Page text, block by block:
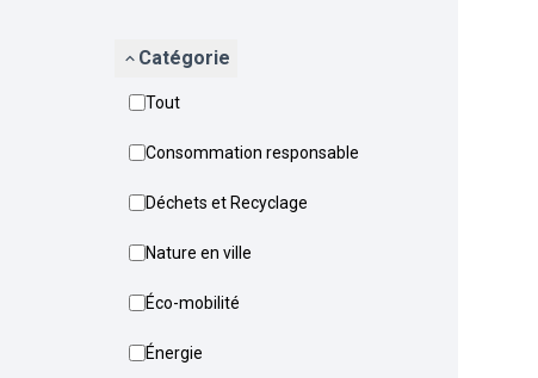
Catégorie
Tout
Consommation responsable
Déchets et Recyclage
Nature en ville
Éco-mobilité
Énergie